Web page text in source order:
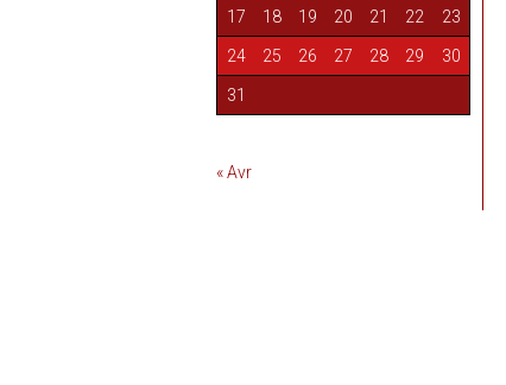
17 18 19 20 21 22 23
24 25 26 27 28 29 30
31
« Avr